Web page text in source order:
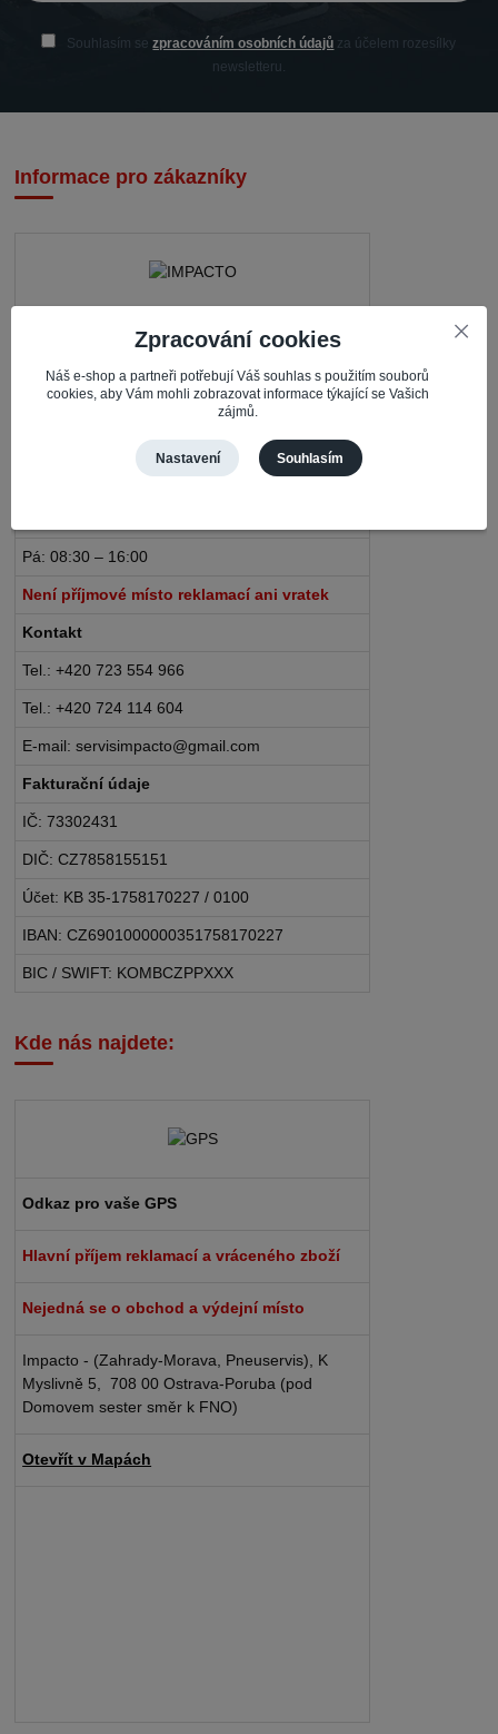
Souhlasím sezpracováním osobních údajů za účelem rozesílky
newsletteru.
Informace pro zákazníky
IMPACTO – Ingrid Kaczorová
Nerudova 468
735 81 Bohumín – Nový Bohumín
Pá: 08:30 – 16:00
Není příjmové místo reklamací ani vratek
Kontakt
Tel.: +420 723 554 966
Tel.: +420 724 114 604
E-mail: servisimpacto@gmail.com
Fakturační údaje
IČ: 73302431
DIČ: CZ7858155151
Účet: KB 35-1758170227 / 0100
IBAN: CZ6901000000351758170227
BIC / SWIFT: KOMBCZPPXXX
Kde nás najdete:
Odkaz pro vaše GPS
Hlavní příjem reklamací a vráceného zboží
Nejedná se o obchod a výdejní místo
Impacto - (Zahrady-Morava, Pneuservis), K
Myslivně 5, 708 00 Ostrava-Poruba (pod
Domovem sester směr k FNO)
Otevřít v Mapách
Zpracování cookies
Náš e-shop a partneři potřebují Váš souhlas s použitím souborů
cookies, aby Vám mohli zobrazovat informace týkající se Vašich
zájmů.
Nastavení Souhlasím